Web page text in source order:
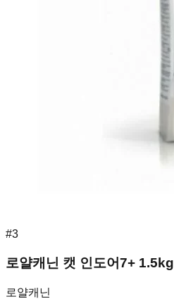
#3
로얄캐닌 캣 인도어7+ 1.5kg
로얄캐닌